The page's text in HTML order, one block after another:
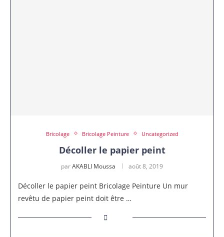
Bricolage Bricolage Peinture Uncategorized
Décoller le papier peint
parAKABLI Moussa août 8, 2019
Décoller le papier peint Bricolage Peinture Un mur
revêtu de papier peint doit être …